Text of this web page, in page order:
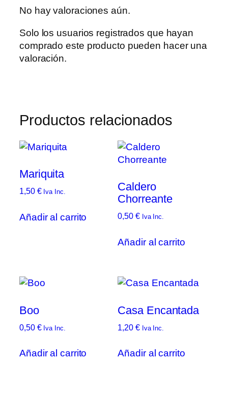
No hay valoraciones aún.
Solo los usuarios registrados que hayan
comprado este producto pueden hacer una
valoración.
Productos relacionados
Mariquita
1,50 € Iva Inc.
Añadir al carrito
Caldero
Chorreante
0,50 € Iva Inc.
Añadir al carrito
Boo
0,50 € Iva Inc.
Añadir al carrito
Casa Encantada
1,20 € Iva Inc.
Añadir al carrito